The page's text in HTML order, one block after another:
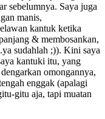
sebelumnya. Saya juga
manis,
kantuk ketika
& membosankan,
sudahlah ;)). Kini saya
kantuki itu, yang
omongannya,
enggak (apalagi
gitu aja, tapi muatan